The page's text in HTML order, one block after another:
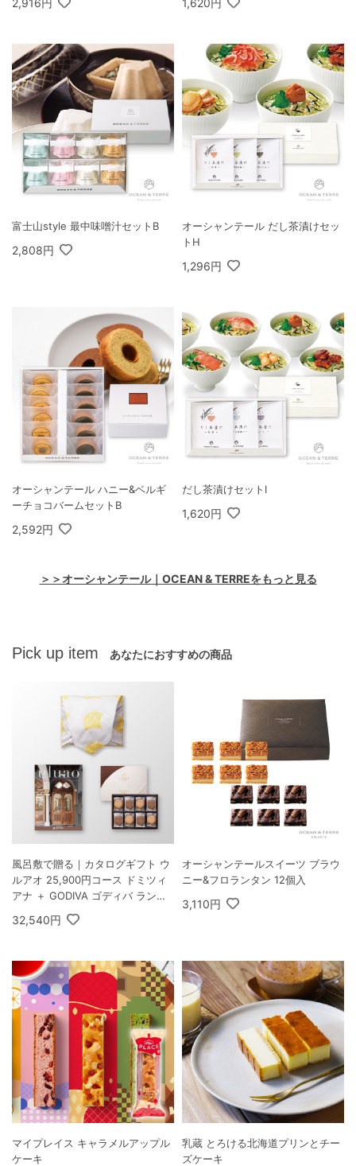
富士山style 最中味噌汁セットB
2,808円
オーシャンテール だし茶漬けセッ
トH
1,296円
オーシャンテール ハニー&ベルギ
ーチョコバームセットB
2,592円
だし茶漬けセットI
1,620円
＞＞オーシャンテール｜OCEAN & TERREをもっと見る
Pick up item あなたにおすすめの商品
風呂敷で贈る｜カタログギフト ウ
ルアオ 25,900円コース ドミツィ
アナ ＋ GODIVA ゴディバ ラング
ドシャクッキーアソートメント 30
枚入
32,540円
オーシャンテールスイーツ ブラウ
ニー&フロランタン 12個入
3,110円
マイプレイス キャラメルアップル
ケーキ
乳蔵 とろける北海道プリンとチー
ズケーキ